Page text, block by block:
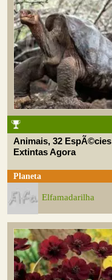
Colmeia Exchange
Perguntas Frequentes
Sobre
Contato
Animais, 32 EspÃ©cies
Extintas Agora
Planeta
Elfamadarilha